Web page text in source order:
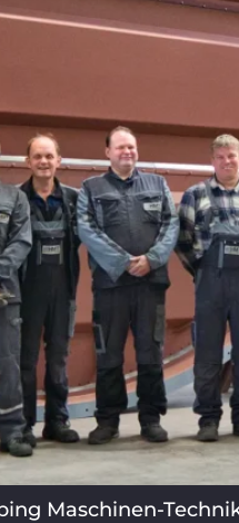
Maschinen-